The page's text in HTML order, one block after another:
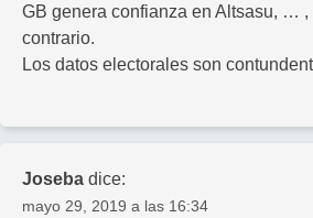
GB genera confianza en Altsasu, …
contrario.
Los datos electorales son
Joseba dice:
mayo 29, 2019 a las 16:34